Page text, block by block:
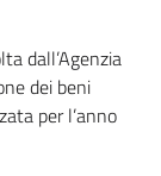
dall’Agenzia
dei beni
per l’anno